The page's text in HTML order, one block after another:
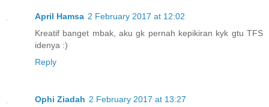
April Hamsa 2 February 2017 at 12:02
Kreatif banget mbak, aku gk pernah kepikiran kyk gtu TFS
idenya :)
Reply
Ophi Ziadah 2 February 2017 at 13:27